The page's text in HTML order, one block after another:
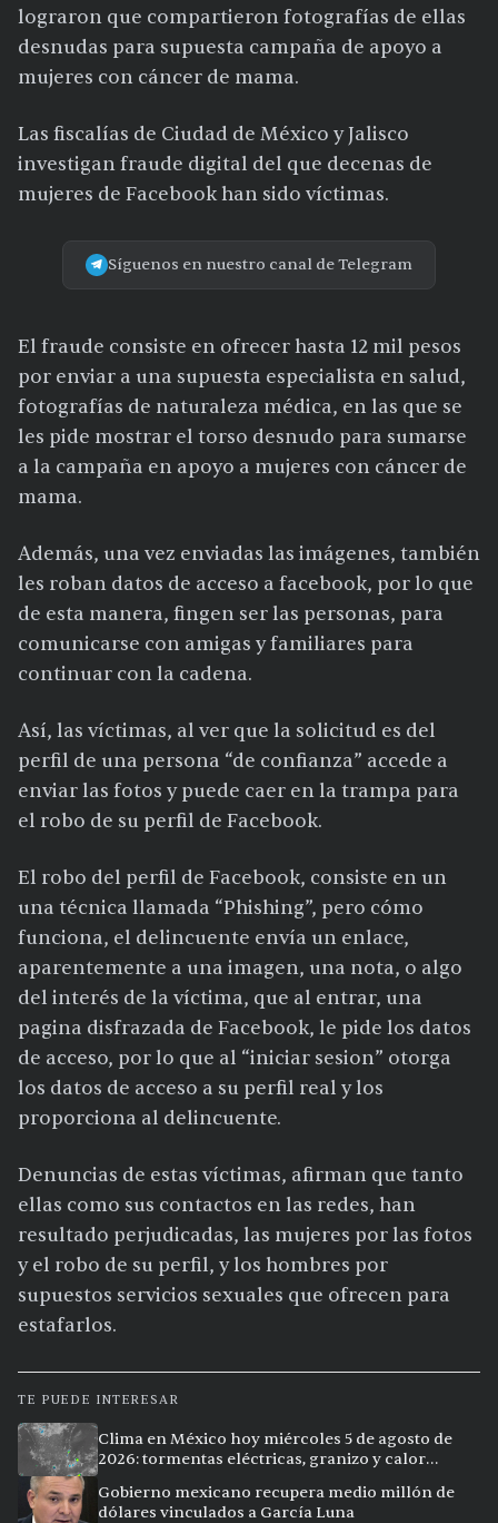
lograron que compartieron fotografías de ellas
desnudas para supuesta campaña de apoyo a
mujeres con cáncer de mama.
Las fiscalías de Ciudad de México y Jalisco
investigan fraude digital del que decenas de
mujeres de Facebook han sido víctimas.
Síguenos en nuestro canal de Telegram
El fraude consiste en ofrecer hasta 12 mil pesos
por enviar a una supuesta especialista en salud,
fotografías de naturaleza médica, en las que se
les pide mostrar el torso desnudo para sumarse
a la campaña en apoyo a mujeres con cáncer de
mama.
Además, una vez enviadas las imágenes, también
les roban datos de acceso a facebook, por lo que
de esta manera, fingen ser las personas, para
comunicarse con amigas y familiares para
continuar con la cadena.
Así, las víctimas, al ver que la solicitud es del
perfil de una persona “de confianza” accede a
enviar las fotos y puede caer en la trampa para
el robo de su perfil de Facebook.
El robo del perfil de Facebook, consiste en un
una técnica llamada “Phishing”, pero cómo
funciona, el delincuente envía un enlace,
aparentemente a una imagen, una nota, o algo
del interés de la víctima, que al entrar, una
pagina disfrazada de Facebook, le pide los datos
de acceso, por lo que al “iniciar sesion” otorga
los datos de acceso a su perfil real y los
proporciona al delincuente.
Denuncias de estas víctimas, afirman que tanto
ellas como sus contactos en las redes, han
resultado perjudicadas, las mujeres por las fotos
y el robo de su perfil, y los hombres por
supuestos servicios sexuales que ofrecen para
estafarlos.
TE PUEDE INTERESAR
Clima en México hoy miércoles 5 de agosto de
2026: tormentas eléctricas, granizo y calor
Gobierno mexicano recupera medio millón de
dólares vinculados a García Luna